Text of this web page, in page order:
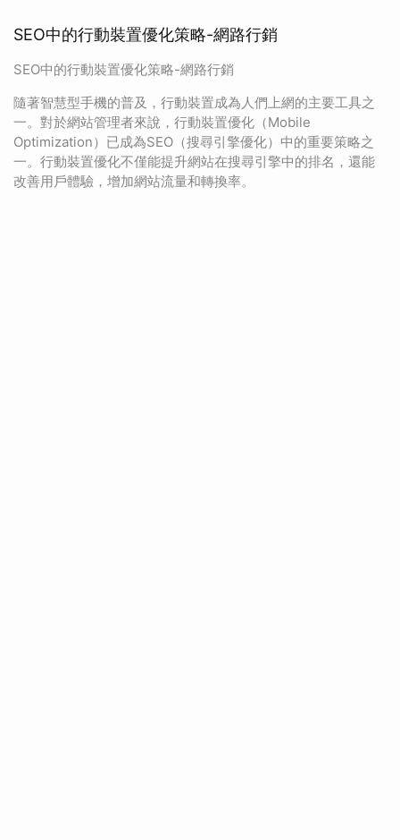
SEO中的行動裝置優化策略-網路行銷
SEO中的行動裝置優化策略-網路行銷
隨著智慧型手機的普及，行動裝置成為人們上網的主要工具之
一。對於網站管理者來說，行動裝置優化（Mobile
Optimization）已成為SEO（搜尋引擎優化）中的重要策略之
一。行動裝置優化不僅能提升網站在搜尋引擎中的排名，還能
改善用戶體驗，增加網站流量和轉換率。